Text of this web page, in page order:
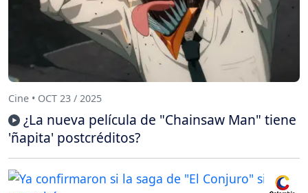
Cine • OCT 23 / 2025
¿La nueva película de "Chainsaw Man" tiene
'ñapita' postcréditos?